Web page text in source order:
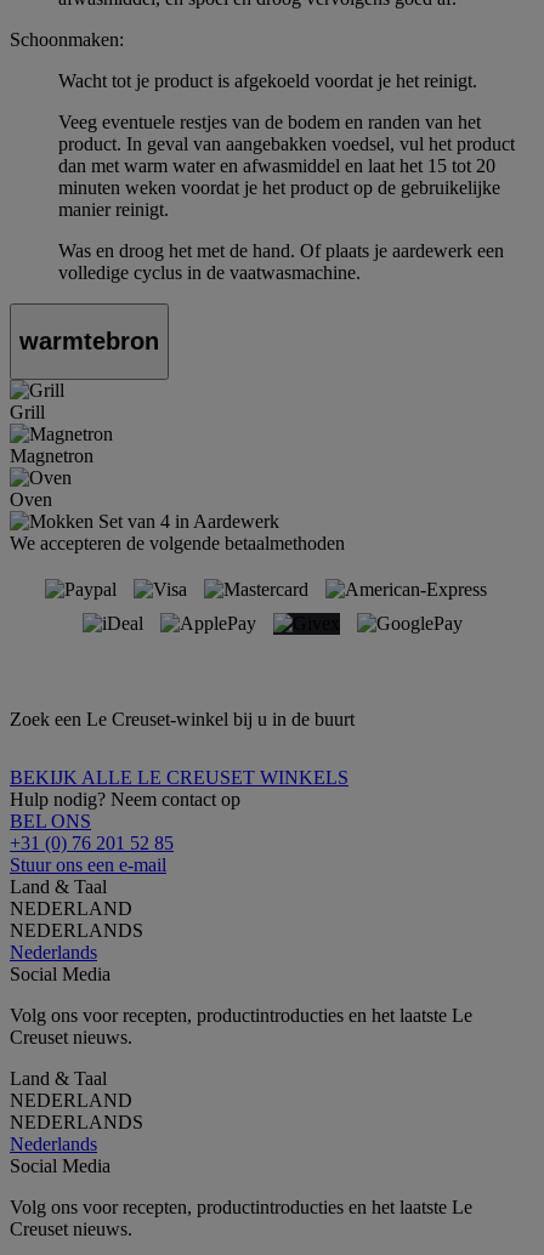
Schoonmaken:
Wacht tot je product is afgekoeld voordat je het reinigt.
Veeg eventuele restjes van de bodem en randen van het
product. In geval van aangebakken voedsel, vul het product
dan met warm water en afwasmiddel en laat het 15 tot 20
minuten weken voordat je het product op de gebruikelijke
manier reinigt.
Was en droog het met de hand. Of plaats je aardewerk een
volledige cyclus in de vaatwasmachine.
warmtebron
Grill
Magnetron
Oven
We accepteren de volgende betaalmethoden
Zoek een Le Creuset-winkel bij u in de buurt
BEKIJK ALLE LE CREUSET WINKELS
Hulp nodig? Neem contact op
BEL ONS
+31 (0) 76 201 52 85
Stuur ons een e-mail
Land & Taal
NEDERLAND
NEDERLANDS
Nederlands
Social Media
Volg ons voor recepten, productintroducties en het laatste Le
Creuset nieuws.
Land & Taal
NEDERLAND
NEDERLANDS
Nederlands
Social Media
Volg ons voor recepten, productintroducties en het laatste Le
Creuset nieuws.